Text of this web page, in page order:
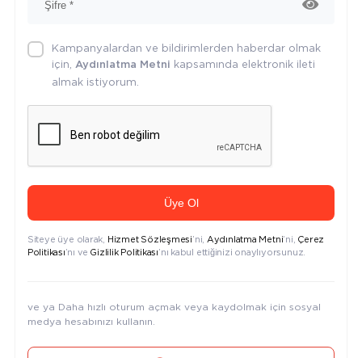
Kampanyalardan ve bildirimlerden haberdar olmak
için, Aydınlatma Metni kapsamında elektronik ileti
almak istiyorum.
Üye Ol
Siteye üye olarak, Hizmet Sözleşmesi’ni, Aydınlatma Metni’ni, Çerez
Politikası’nı ve Gizlilik Politikası’nı kabul ettiğinizi onaylıyorsunuz.
ve ya Daha hızlı oturum açmak veya kaydolmak için sosyal
medya hesabınızı kullanın.